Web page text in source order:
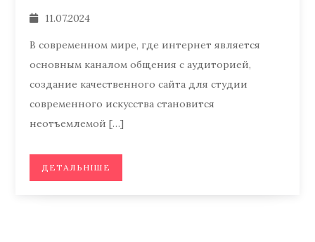
11.07.2024
В современном мире, где интернет является
основным каналом общения с аудиторией,
создание качественного сайта для студии
современного искусства становится
неотъемлемой […]
ДЕТАЛЬНІШЕ